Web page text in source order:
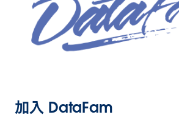
加入 DataFam